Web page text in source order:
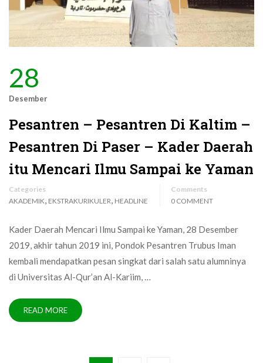
28
Desember
Pesantren – Pesantren Di Kaltim –
Pesantren Di Paser – Kader Daerah
itu Mencari Ilmu Sampai ke Yaman
Categories
AKADEMIK, EKSTRAKURIKULER, HEADLINE
Comments
0 COMMENT
Kader Daerah Mencari Ilmu Sampai ke Yaman, 28 Desember
2019, akhir tahun 2019 ini, Pondok Pesantren Trubus Iman
kembali mendapatkan pesan singkat dari salah satu alumninya
di Universitas Al-Qur’an Al-Kariim, …
READ MORE